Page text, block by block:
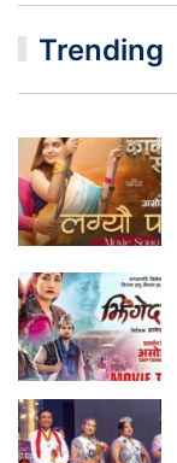
Trending